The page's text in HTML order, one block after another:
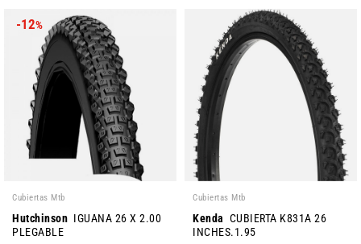
-12%
Cubiertas Mtb
Hutchinson IGUANA 26 X 2.00
PLEGABLE
Cubiertas Mtb
Kenda CUBIERTA K831A 26
INCHES.1.95